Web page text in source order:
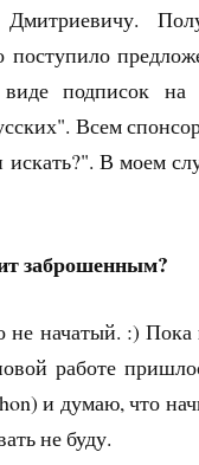
виде подписок
Всем
В моем
заброшенным?
начатый. :) Пока
работе
и думаю, что
не буду.